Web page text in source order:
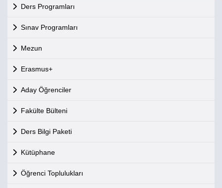
Ders Programları
Sınav Programları
Mezun
Erasmus+
Aday Öğrenciler
Fakülte Bülteni
Ders Bilgi Paketi
Kütüphane
Öğrenci Toplulukları